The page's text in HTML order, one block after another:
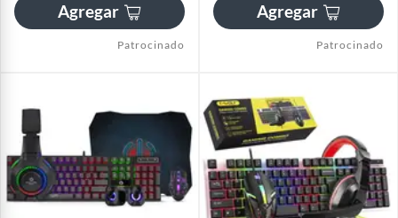
Agregar
Patrocinado
Agregar
Patrocinado